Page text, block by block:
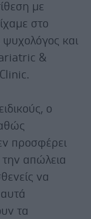
με
στο
και
&
ο
προσφέρει
απώλεια
να
τα